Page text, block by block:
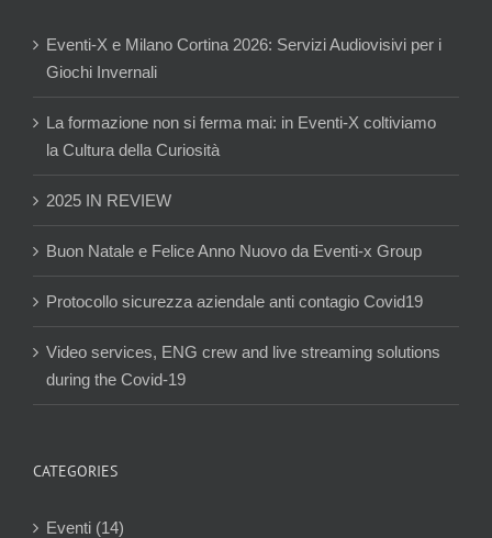
Eventi-X e Milano Cortina 2026: Servizi Audiovisivi per i
Giochi Invernali
La formazione non si ferma mai: in Eventi-X coltiviamo
la Cultura della Curiosità
2025 IN REVIEW
Buon Natale e Felice Anno Nuovo da Eventi-x Group
Protocollo sicurezza aziendale anti contagio Covid19
Video services, ENG crew and live streaming solutions
during the Covid-19
CATEGORIES
Eventi (14)